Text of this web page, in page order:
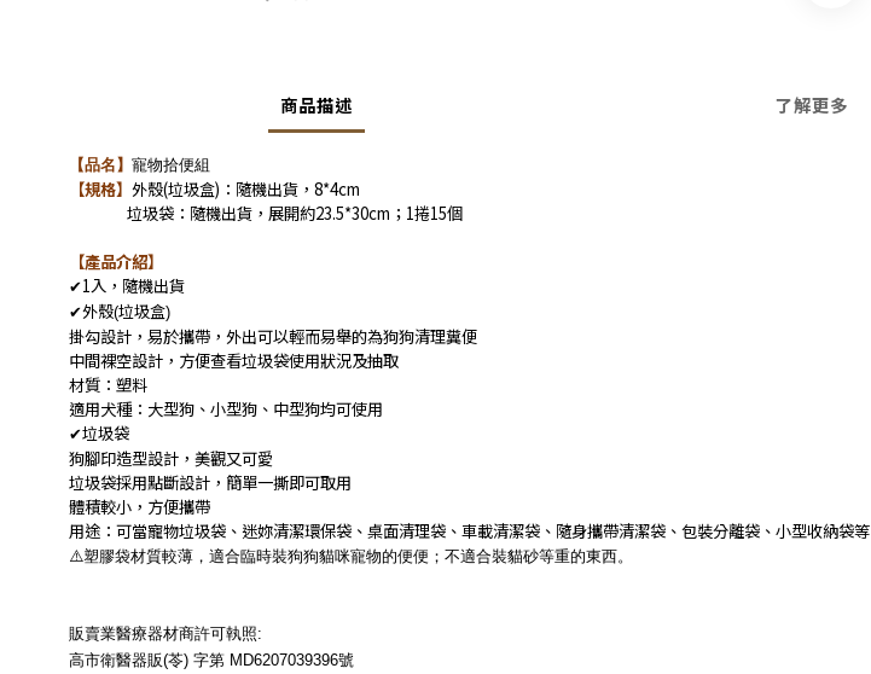
商品描述 了解更多
【品名】 寵物拾便組
【規格】 外殼(垃圾盒)：隨機出貨，8*4cm
垃圾袋：隨機出貨，展開約23.5*30cm；1捲15個
【產品介紹】
✔1入，隨機出貨
✔外殼(垃圾盒)
掛勾設計，易於攜帶，外出可以輕而易舉的為狗狗清理糞便
中間裸空設計，方便查看垃圾袋使用狀況及抽取
材質：塑料
適用犬種：大型狗、小型狗、中型狗均可使用
✔垃圾袋
狗腳印造型設計，美觀又可愛
垃圾袋採用點斷設計，簡單一撕即可取用
體積較小，方便攜帶
用途：可當寵物垃圾袋、迷妳清潔環保袋、桌面清理袋、車載清潔袋、隨身攜帶清潔袋、包裝分離袋、小型收納袋等
⚠️塑膠袋材質較薄，適合臨時裝狗狗貓咪寵物的便便；不適合裝貓砂等重的東西。
販賣業醫療器材商許可執照:
高市衛醫器販(苓) 字第 MD6207039396號